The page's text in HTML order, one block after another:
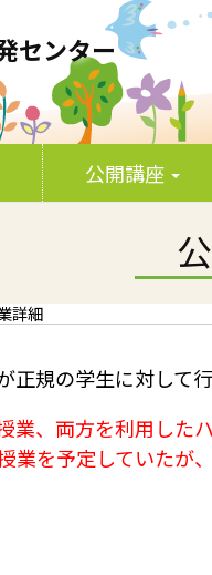
センター
ター 生涯学習部門
公開講座
詳細
規の学生に対して
業、両方を利用した
業を予定していたが